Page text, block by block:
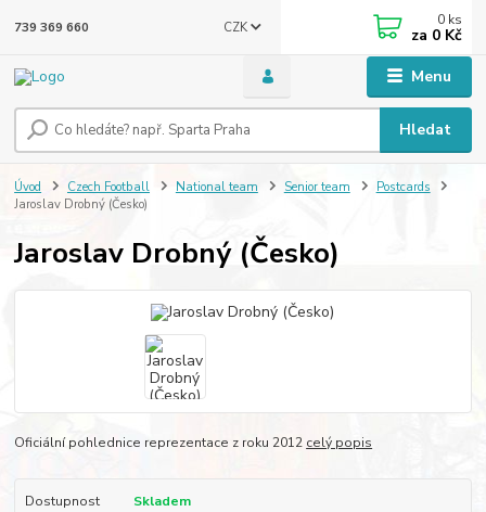
Menu
CZK
Hledat
739 369 660 0 ks
za 0 Kč
Úvod Czech Football National team Senior team
Postcards
Jaroslav Drobný (Česko)
Jaroslav Drobný (Česko)
Oficiální pohlednice reprezentace z roku 2012 celý popis
Dostupnost Skladem